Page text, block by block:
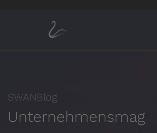
SWANBlog
Unternehmensmag